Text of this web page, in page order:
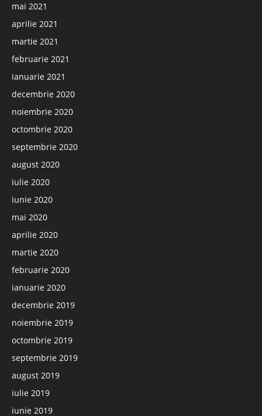
mai 2021
aprilie 2021
martie 2021
februarie 2021
ianuarie 2021
decembrie 2020
noiembrie 2020
octombrie 2020
septembrie 2020
august 2020
iulie 2020
iunie 2020
mai 2020
aprilie 2020
martie 2020
februarie 2020
ianuarie 2020
decembrie 2019
noiembrie 2019
octombrie 2019
septembrie 2019
august 2019
iulie 2019
iunie 2019